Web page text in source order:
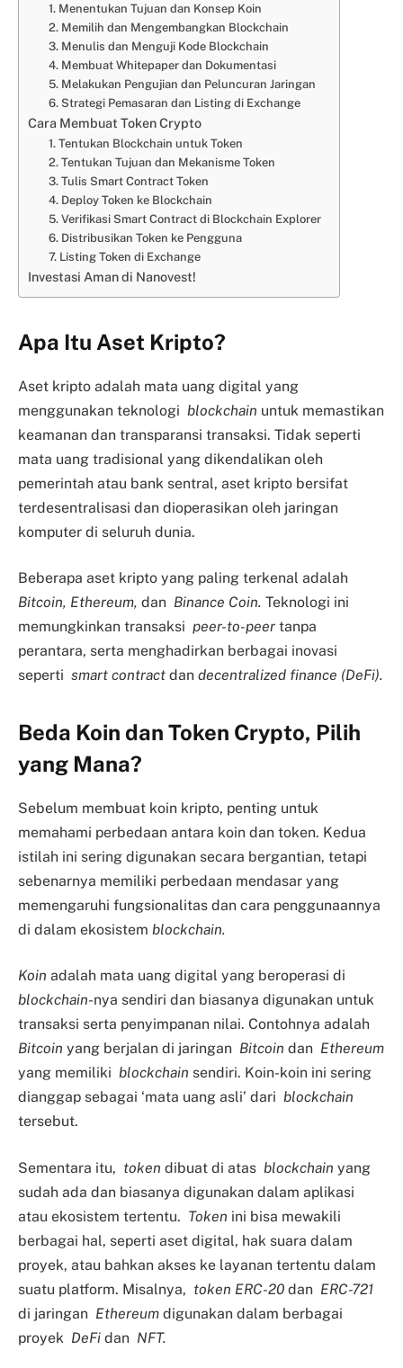
1. Menentukan Tujuan dan Konsep Koin
2. Memilih dan Mengembangkan Blockchain
3. Menulis dan Menguji Kode Blockchain
4. Membuat Whitepaper dan Dokumentasi
5. Melakukan Pengujian dan Peluncuran Jaringan
6. Strategi Pemasaran dan Listing di Exchange
Cara Membuat Token Crypto
1. Tentukan Blockchain untuk Token
2. Tentukan Tujuan dan Mekanisme Token
3. Tulis Smart Contract Token
4. Deploy Token ke Blockchain
5. Verifikasi Smart Contract di Blockchain Explorer
6. Distribusikan Token ke Pengguna
7. Listing Token di Exchange
Investasi Aman di Nanovest!
Apa Itu Aset Kripto?
Aset kripto adalah mata uang digital yang
menggunakan teknologi blockchain untuk memastikan
keamanan dan transparansi transaksi. Tidak seperti
mata uang tradisional yang dikendalikan oleh
pemerintah atau bank sentral, aset kripto bersifat
terdesentralisasi dan dioperasikan oleh jaringan
komputer di seluruh dunia.
Beberapa aset kripto yang paling terkenal adalah
Bitcoin, Ethereum, dan Binance Coin. Teknologi ini
memungkinkan transaksi peer-to-peer tanpa
perantara, serta menghadirkan berbagai inovasi
seperti smart contract dan decentralized finance (DeFi).
Beda Koin dan Token Crypto, Pilih
yang Mana?
Sebelum membuat koin kripto, penting untuk
memahami perbedaan antara koin dan token. Kedua
istilah ini sering digunakan secara bergantian, tetapi
sebenarnya memiliki perbedaan mendasar yang
memengaruhi fungsionalitas dan cara penggunaannya
di dalam ekosistem blockchain.
Koin adalah mata uang digital yang beroperasi di
blockchain-nya sendiri dan biasanya digunakan untuk
transaksi serta penyimpanan nilai. Contohnya adalah
Bitcoin yang berjalan di jaringan Bitcoin dan Ethereum
yang memiliki blockchain sendiri. Koin-koin ini sering
dianggap sebagai ‘mata uang asli’ dari blockchain
tersebut.
Sementara itu, token dibuat di atas blockchain yang
sudah ada dan biasanya digunakan dalam aplikasi
atau ekosistem tertentu. Token ini bisa mewakili
berbagai hal, seperti aset digital, hak suara dalam
proyek, atau bahkan akses ke layanan tertentu dalam
suatu platform. Misalnya, token ERC-20 dan ERC-721
di jaringan Ethereum digunakan dalam berbagai
proyek DeFi dan NFT.